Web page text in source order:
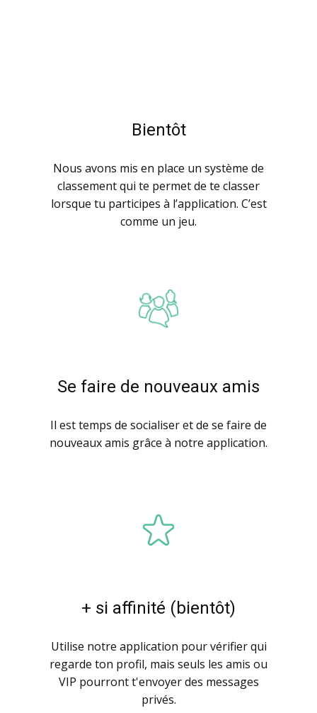
Bientôt
Nous avons mis en place un système de
classement qui te permet de te classer
lorsque tu participes à l’application. C’est
comme un jeu.
Se faire de nouveaux amis
Il est temps de socialiser et de se faire de
nouveaux amis grâce à notre application.
+ si affinité (bientôt)
Utilise notre application pour vérifier qui
regarde ton profil, mais seuls les amis ou
VIP pourront t'envoyer des messages
privés.